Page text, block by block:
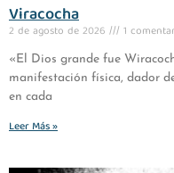
Viracocha
2 de agosto de 2026 1
«El Dios grande fue
manifestación física, dador
en cada
Leer Más »